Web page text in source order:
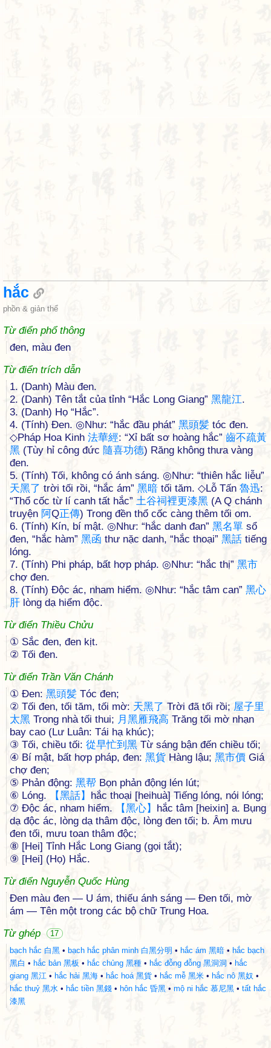
hắc
phồn & giản thể
Từ điển phổ thông
đen, màu đen
Từ điển trích dẫn
1. (Danh) Màu đen.
2. (Danh) Tên tắt của tỉnh “Hắc Long Giang” 黑龍江.
3. (Danh) Họ “Hắc”.
4. (Tính) Đen. ◎Như: “hắc đầu phát” 黑頭髪 tóc đen.
◇Pháp Hoa Kinh 法華經: “Xỉ bất sơ hoàng hắc” 齒不疏黃
黑 (Tùy hỉ công đức 隨喜功德) Răng không thưa vàng
đen.
5. (Tính) Tối, không có ánh sáng. ◎Như: “thiên hắc liễu”
天黑了 trời tối rồi, “hắc ám” 黑暗 tối tăm. ◇Lỗ Tấn 魯迅:
“Thổ cốc từ lí canh tất hắc” 土谷祠裡更漆黑 (A Q chánh
truyện 阿Q正傳) Trong đền thổ cốc càng thêm tối om.
6. (Tính) Kín, bí mật. ◎Như: “hắc danh đan” 黑名單 sổ
đen, “hắc hàm” 黑函 thư nặc danh, “hắc thoại” 黑話 tiếng
lóng.
7. (Tính) Phi pháp, bất hợp pháp. ◎Như: “hắc thị” 黑市
chợ đen.
8. (Tính) Độc ác, nham hiểm. ◎Như: “hắc tâm can” 黑心
肝 lòng dạ hiểm độc.
Từ điển Thiều Chửu
① Sắc đen, đen kịt.
② Tối đen.
Từ điển Trần Văn Chánh
① Đen: 黑頭髪 Tóc đen;
② Tối đen, tối tăm, tối mờ: 天黑了 Trời đã tối rồi; 屋子里
太黑 Trong nhà tối thui; 月 黑雁飛高 Trăng tối mờ nhạn
bay cao (Lư Luân: Tái hạ khúc);
③ Tối, chiều tối: 從早忙到 黑 Từ sáng bận đến chiều tối;
④ Bí mật, bất hợp pháp, đen: 黑貨 Hàng lậu; 黑市價 Giá
chợ đen;
⑤ Phản động: 黑帮 Bọn phản động lén lút;
⑥ Lóng.
【黑話】 hắc thoại [heihuà] Tiếng lóng, nói lóng;
⑦ Độc ác, nham hiểm.
【黑心】 hắc tâm [heixin] a. Bụng
dạ độc ác, lòng dạ thâm độc, lòng đen tối; b. Âm mưu
đen tối, mưu toan thâm độc;
⑧ [Hei] Tỉnh Hắc Long Giang (gọi tắt);
⑨ [Hei] (Họ) Hắc.
Từ điển Nguyễn Quốc Hùng
Đen màu đen — U ám, thiếu ánh sáng — Đen tối, mờ
ám — Tên một trong các bộ chữ Trung Hoa.
Từ ghép
17
bạch hắc 白黑 • bạch hắc phân minh 白黑分明 • hắc ám 黑暗 • hắc bạch
黑白 • hắc bản 黑板 • hắc chủng 黑種 • hắc đỗng đỗng 黑洞洞 • hắc
giang 黑江 • hắc hải 黑海 • hắc hoá 黑貨 • hắc mễ 黑米 • hắc nô 黑奴 •
hắc thuỷ 黑水 • hắc tiền 黑錢 • hôn hắc 昏黑 • mộ ni hắc 慕尼黑 • tất hắc
漆黑